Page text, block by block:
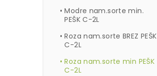
Modre nam.sorte min.
PEŠK C-2L
Roza nam.sorte BREZ PEŠK
C-2L
Roza nam.sorte min PEŠK
C-2L